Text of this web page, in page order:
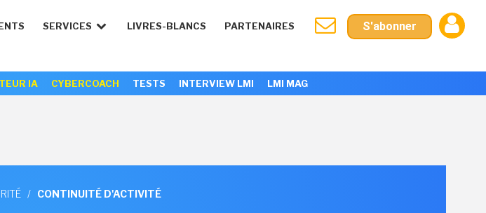
SERVICES LIVRES-BLANCS PARTENAIRES S'abonner
IA CYBERCOACH TESTS INTERVIEW LMI LMI MAG
/ CONTINUITÉ D'ACTIVITÉ